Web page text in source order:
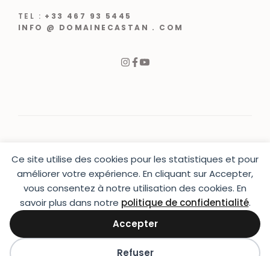
Ce site utilise des cookies pour les statistiques et pour
améliorer votre expérience. En cliquant sur Accepter,
vous consentez à notre utilisation des cookies. En
savoir plus dans notre politique de confidentialité.
Accepter
Refuser
TEL : +33 467 93 5445
INFO @ DOMAINECASTAN . COM
CRÉATION WEB VARCHETTA
PRESSE|CONTACT|MENTIONS LÉGALES|
CGU & CGV|LIVRAISON